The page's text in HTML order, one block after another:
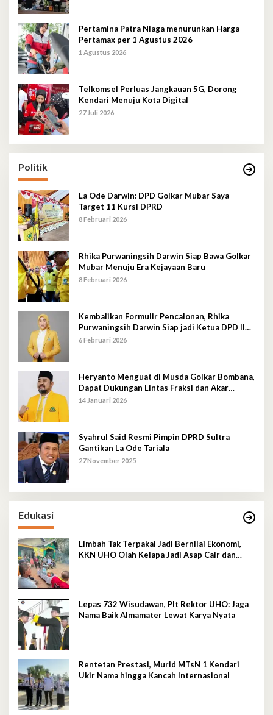
Pertamina Patra Niaga menurunkan Harga
Pertamax per 1 Agustus 2026
1 Agustus 2026
Telkomsel Perluas Jangkauan 5G, Dorong
Kendari Menuju Kota Digital
27 Juli 2026
Politik
La Ode Darwin: DPD Golkar Mubar Saya
Target 11 Kursi DPRD
8 Februari 2026
Rhika Purwaningsih Darwin Siap Bawa Golkar
Mubar Menuju Era Kejayaan Baru
8 Februari 2026
Kembalikan Formulir Pencalonan, Rhika
Purwaningsih Darwin Siap jadi Ketua DPD II
Golkar Mubar
6 Februari 2026
Heryanto Menguat di Musda Golkar Bombana,
Dapat Dukungan Lintas Fraksi dan Akar
Rumput
14 Januari 2026
Syahrul Said Resmi Pimpin DPRD Sultra
Gantikan La Ode Tariala
27 November 2025
Edukasi
Limbah Tak Terpakai Jadi Bernilai Ekonomi,
KKN UHO Olah Kelapa Jadi Asap Cair dan
Lepas 732 Wisudawan, Plt Rektor UHO: Jaga
Nama Baik Almamater Lewat Karya Nyata
Rentetan Prestasi, Murid MTsN 1 Kendari
Ukir Nama hingga Kancah Internasional